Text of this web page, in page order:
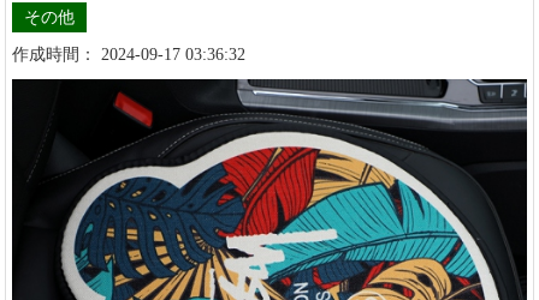
その他
作成時間： 2024-09-17 03:36:32